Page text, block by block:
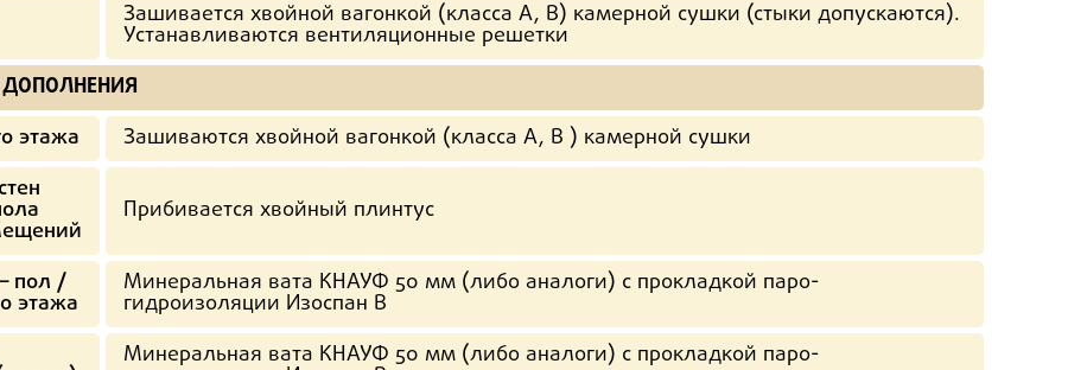
Зашивается хвойной вагонкой (класса А, В) камерной сушки (стыки допускаются).
Устанавливаются вентиляционные решетки
этажа
Зашиваются хвойной вагонкой (класса А, В ) камерной сушки
Прибивается хвойный плинтус
пол /
этажа
Минеральная вата КНАУФ 50 мм (либо аналоги) с прокладкой паро-
гидроизоляции Изоспан В
Минеральная вата КНАУФ 50 мм (либо аналоги) с прокладкой паро-